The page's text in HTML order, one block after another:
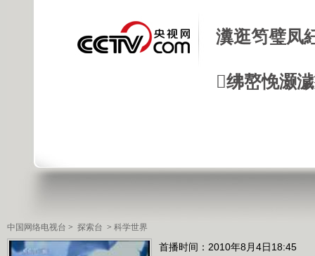
瀵逛笉璧凤
绋嶅悗灏
中国网络电视台 > 探索台 > 科学世界
首播时间：2010年8月4日18:45